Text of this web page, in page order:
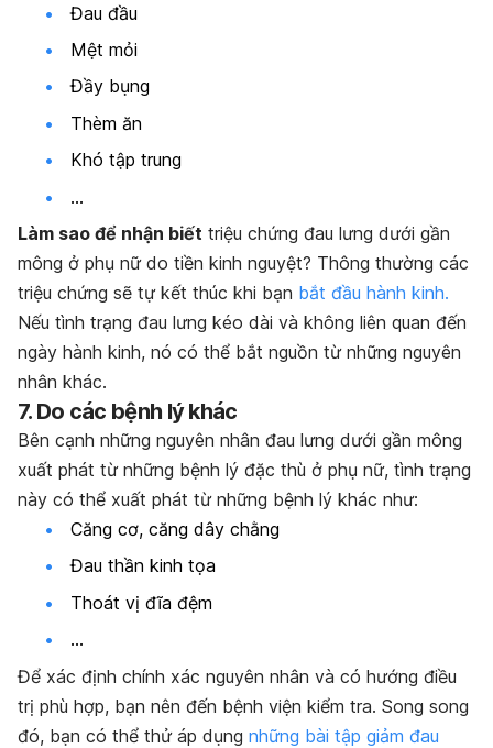
Đau đầu
Mệt mỏi
Đầy bụng
Thèm ăn
Khó tập trung
…
Làm sao để nhận biết triệu chứng đau lưng dưới gần
mông ở phụ nữ do tiền kinh nguyệt? Thông thường các
triệu chứng sẽ tự kết thúc khi bạn bắt đầu hành kinh.
Nếu tình trạng đau lưng kéo dài và không liên quan đến
ngày hành kinh, nó có thể bắt nguồn từ những nguyên
nhân khác.
7. Do các bệnh lý khác
Bên cạnh những nguyên nhân đau lưng dưới gần mông
xuất phát từ những bệnh lý đặc thù ở phụ nữ, tình trạng
này có thể xuất phát từ những bệnh lý khác như:
Căng cơ, căng dây chằng
Đau thần kinh tọa
Thoát vị đĩa đệm
…
Để xác định chính xác nguyên nhân và có hướng điều
trị phù hợp, bạn nên đến bệnh viện kiểm tra. Song song
đó, bạn có thể thử áp dụng những bài tập giảm đau